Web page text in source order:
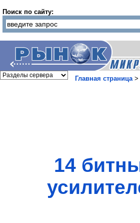
Поиск по сайту:
Главная страница>
14